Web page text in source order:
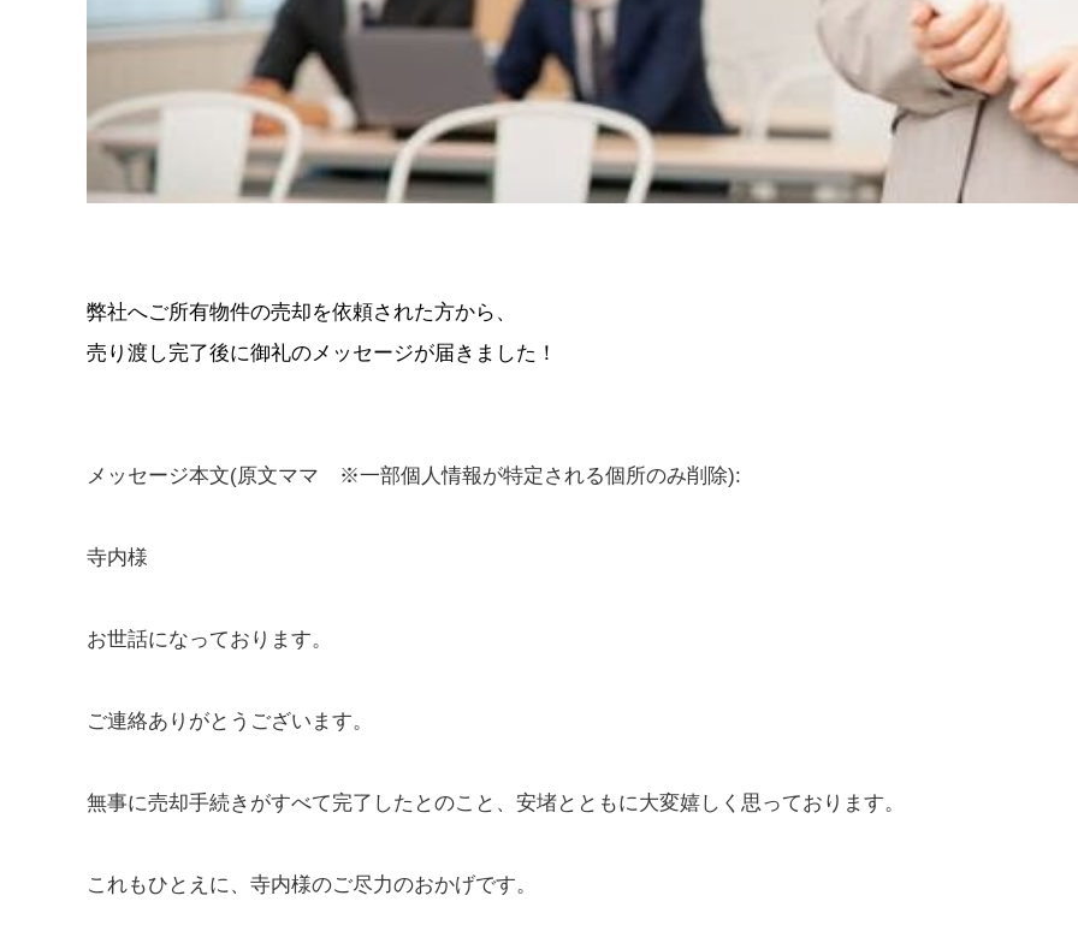
弊社へご所有物件の売却を依頼された方から、
売り渡し完了後に御礼のメッセージが届きました！
メッセージ本文(原文ママ ※一部個人情報が特定される個所のみ削除):
寺内様
お世話になっております。
ご連絡ありがとうございます。
無事に売却手続きがすべて完了したとのこと、安堵とともに大変嬉しく思っております。
これもひとえに、寺内様のご尽力のおかげです。